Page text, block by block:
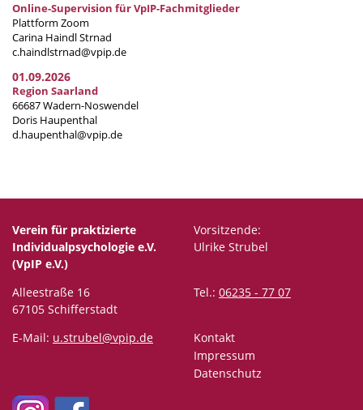
Online-Supervision für VpIP-Fachmitglieder
Plattform Zoom
Carina Haindl Strnad
c.haindlstrnad@vpip.de
01.09.2026
Region Saarland
66687 Wadern-Noswendel
Doris Haupenthal
d.haupenthal@vpip.de
Verein für praktizierte
Individualpsychologie e.V.
(VpIP e.V.)
Vorsitzende:
Ulrike Strubel
Alleestraße 16
67105 Schifferstadt
Tel.: 06235 - 77 07
E-Mail: u.strubel@vpip.de
Kontakt
Impressum
Datenschutz